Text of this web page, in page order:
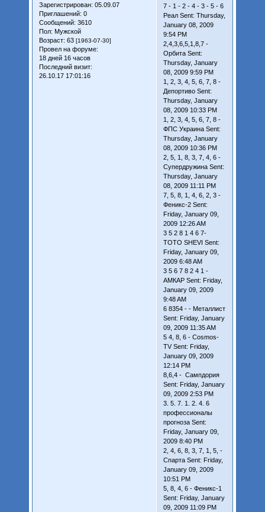
Зарегистрирован: 05.09.07
Приглашений: 0
Сообщений: 3610
Пол: Мужской
Возраст: 63 [1963-07-30]
Провел на форуме:
18 дней 16 часов
Последний визит:
26.10.17 17:01:16
7 - 1 - 2 - 4 - 3 - 5 - 6
Реал Sent: Thursday,
January 08, 2009
9:54 PM
2,4,3,6,5,1,8,7 -
Орбита Sent:
Thursday, January
08, 2009 9:59 PM
1, 2, 3, 4, 5, 6, 7, 8 -
Депортиво Sent:
Thursday, January
08, 2009 10:33 PM
1, 2, 3, 4, 5, 6, 7, 8 -
ФПС Украина Sent:
Thursday, January
08, 2009 10:36 PM
2, 5, 1, 8, 3, 7, 4, 6 -
Супердружина Sent:
Thursday, January
08, 2009 11:11 PM
7, 5, 8, 1, 4, 6, 2, 3 -
Феникс-2 Sent:
Friday, January 09,
2009 12:26 AM
3 5 2 8 1 4 6 7-
TOTO SHEVI Sent:
Friday, January 09,
2009 6:48 AM
3 5 6 7 8 2 4 1 -
АМКАР Sent: Friday,
January 09, 2009
9:48 AM
6 8354 - - Металлист
Sent: Friday, January
09, 2009 11:35 AM
5 4, 8, 6 - Cosmos-
TV Sent: Friday,
January 09, 2009
12:14 PM
8,6,4 - Сампдория
Sent: Friday, January
09, 2009 2:53 PM
3. 5. 7. 1. 2. 4. 6
профессионалы
прогноза Sent:
Friday, January 09,
2009 8:40 PM
2, 4, 6, 8, 3, 7, 1, 5, -
Спарта Sent: Friday,
January 09, 2009
10:51 PM
5, 8, 4, 6 - Феникс-1
Sent: Friday, January
09, 2009 11:09 PM